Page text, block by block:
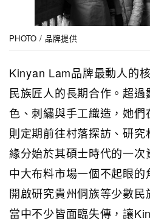
PHOTO / 品牌提供
Kinyan Lam品牌最動人的
民族匠人的長期合作。超
色、刺繡與手工織造，她
則定期前往村落探訪、研
緣分始於其碩士時代的一
中大布料市場一個不起眼的
開啟研究貴州侗族等少數民
當中不少皆面臨失傳，讓